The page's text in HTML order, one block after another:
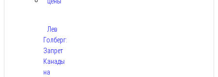
Лев
Голберг:
Запрет
Канады
на